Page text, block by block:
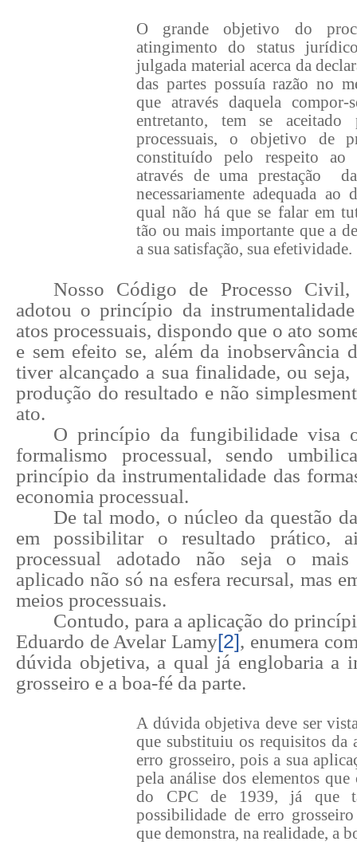
O grande objetivo do
atingimento do status
julgada material acerca da
das partes possuía razão no
que através daquela
entretanto, tem se aceitado
processuais, o objetivo de
constituído pelo respeito ao
através de uma prestação
necessariamente adequada
qual não há que se falar em
tão ou mais importante que a
a sua satisfação, sua efetividade.
Nosso Código de Processo
adotou o princípio da
atos processuais, dispondo que o ato
e sem efeito se, além da inobservância
tiver alcançado a sua finalidade, ou seja,
produção do resultado e não
ato.
O princípio da fungibilidade visa
formalismo processual, sendo
princípio da instrumentalidade das
economia processual.
De tal modo, o núcleo da questão
em possibilitar o resultado prático,
processual adotado não seja o mais
aplicado não só na esfera recursal, mas
meios processuais.
Contudo, para a aplicação do
Eduardo de Avelar Lamy[2], enumera
dúvida objetiva, a qual já englobaria a
grosseiro e a boa-fé da parte.
A dúvida objetiva deve ser
que substituiu os requisitos da
erro grosseiro, pois a sua
pela análise dos elementos
do CPC de 1939, já que
possibilidade de erro
que demonstra, na realidade, a